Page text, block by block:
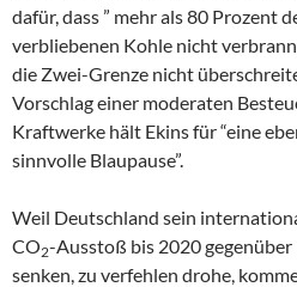
dafür,dass ” mehr als 80 Prozent
verbliebenen Kohle nicht
die Zwei-Grenze nicht
Vorschlag einer moderaten
Kraftwerke hält Ekins für “eine
sinnvolle Blaupause”.
Weil Deutschland sein
CO2-Ausstoß bis 2020
senken, zu verfehlen drohe,